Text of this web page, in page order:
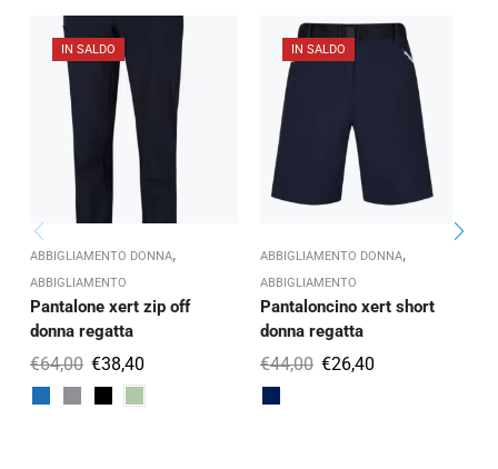
IN SALDO
ABBIGLIAMENTO DONNA,
ABBIGLIAMENTO
Pantalone xert zip off
donna regatta
€64,00 €38,40
IN SALDO
ABBIGLIAMENTO DONNA,
ABBIGLIAMENTO
Pantaloncino xert short
donna regatta
€44,00 €26,40